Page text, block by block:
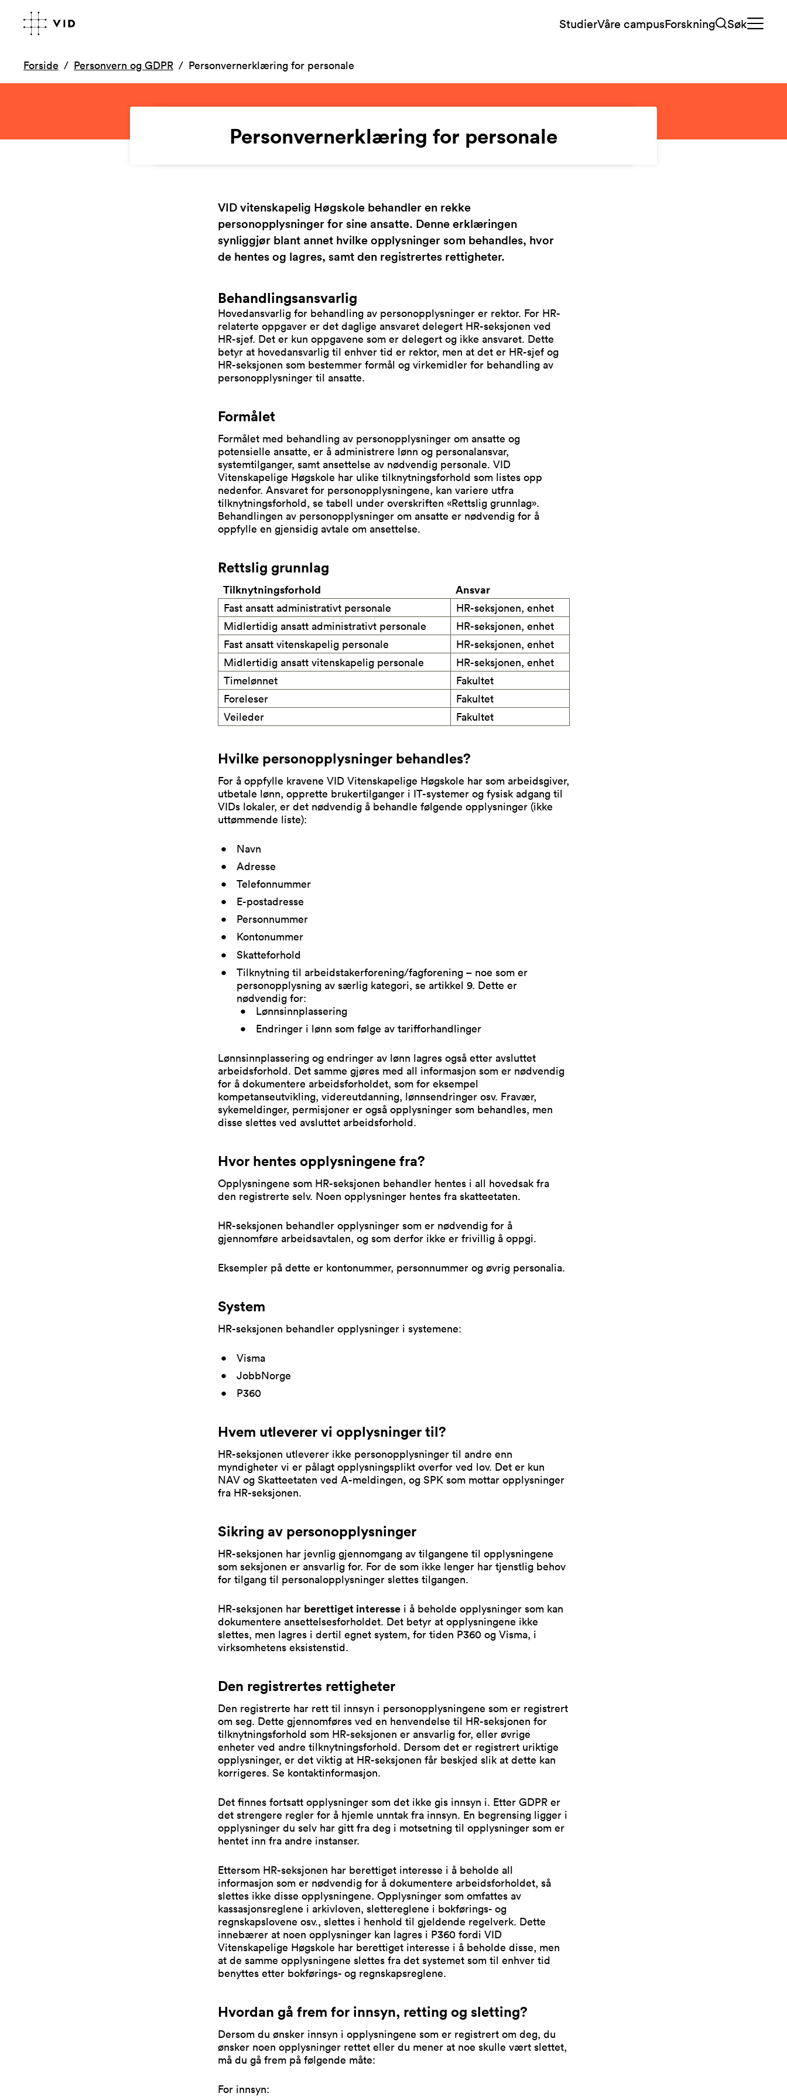
StudierVåre campusForskning Søk
Forside Personvern og GDPR Personvernerklæring for personale
Personvernerklæring for personale
VID vitenskapelig Høgskole behandler en rekke
personopplysninger for sine ansatte. Denne erklæringen
synliggjør blant annet hvilke opplysninger som behandles, hvor
de hentes og lagres, samt den registrertes rettigheter.
Behandlingsansvarlig
Hovedansvarlig for behandling av personopplysninger er rektor. For HR-
relaterte oppgaver er det daglige ansvaret delegert HR-seksjonen ved
HR-sjef. Det er kun oppgavene som er delegert og ikke ansvaret. Dette
betyr at hovedansvarlig til enhver tid er rektor, men at det er HR-sjef og
HR-seksjonen som bestemmer formål og virkemidler for behandling av
personopplysninger til ansatte.
Formålet
Formålet med behandling av personopplysninger om ansatte og
potensielle ansatte, er å administrere lønn og personalansvar,
systemtilganger, samt ansettelse av nødvendig personale. VID
Vitenskapelige Høgskole har ulike tilknytningsforhold som listes opp
nedenfor. Ansvaret for personopplysningene, kan variere utfra
tilknytningsforhold, se tabell under overskriften «Rettslig grunnlag».
Behandlingen av personopplysninger om ansatte er nødvendig for å
oppfylle en gjensidig avtale om ansettelse.
Rettslig grunnlag
Tilknytningsforhold
Ansvar
Fast ansatt administrativt personale
HR-seksjonen, enhet
Midlertidig ansatt administrativt personale
HR-seksjonen, enhet
Fast ansatt vitenskapelig personale
HR-seksjonen, enhet
Midlertidig ansatt vitenskapelig personale
HR-seksjonen, enhet
Timelønnet
Fakultet
Foreleser
Fakultet
Veileder
Fakultet
Hvilke personopplysninger behandles?
For å oppfylle kravene VID Vitenskapelige Høgskole har som arbeidsgiver,
utbetale lønn, opprette brukertilganger i IT-systemer og fysisk adgang til
VIDs lokaler, er det nødvendig å behandle følgende opplysninger (ikke
uttømmende liste):
Navn
Adresse
Telefonnummer
E-postadresse
Personnummer
Kontonummer
Skatteforhold
Tilknytning til arbeidstakerforening/fagforening – noe som er
personopplysning av særlig kategori, se artikkel 9. Dette er
nødvendig for:
Lønnsinnplassering
Endringer i lønn som følge av tarifforhandlinger
Lønnsinnplassering og endringer av lønn lagres også etter avsluttet
arbeidsforhold. Det samme gjøres med all informasjon som er nødvendig
for å dokumentere arbeidsforholdet, som for eksempel
kompetanseutvikling, videreutdanning, lønnsendringer osv. Fravær,
sykemeldinger, permisjoner er også opplysninger som behandles, men
disse slettes ved avsluttet arbeidsforhold.
Hvor hentes opplysningene fra?
Opplysningene som HR-seksjonen behandler hentes i all hovedsak fra
den registrerte selv. Noen opplysninger hentes fra skatteetaten.
HR-seksjonen behandler opplysninger som er nødvendig for å
gjennomføre arbeidsavtalen, og som derfor ikke er frivillig å oppgi.
Eksempler på dette er kontonummer, personnummer og øvrig personalia.
System
HR-seksjonen behandler opplysninger i systemene:
Visma
JobbNorge
P360
Hvem utleverer vi opplysninger til?
HR-seksjonen utleverer ikke personopplysninger til andre enn
myndigheter vi er pålagt opplysningsplikt overfor ved lov. Det er kun
NAV og Skatteetaten ved A-meldingen, og SPK som mottar opplysninger
fra HR-seksjonen.
Sikring av personopplysninger
HR-seksjonen har jevnlig gjennomgang av tilgangene til opplysningene
som seksjonen er ansvarlig for. For de som ikke lenger har tjenstlig behov
for tilgang til personalopplysninger slettes tilgangen.
HR-seksjonen har berettiget interesse i å beholde opplysninger som kan
dokumentere ansettelsesforholdet. Det betyr at opplysningene ikke
slettes, men lagres i dertil egnet system, for tiden P360 og Visma, i
virksomhetens eksistenstid.
Den registrertes rettigheter
Den registrerte har rett til innsyn i personopplysningene som er registrert
om seg. Dette gjennomføres ved en henvendelse til HR-seksjonen for
tilknytningsforhold som HR-seksjonen er ansvarlig for, eller øvrige
enheter ved andre tilknytningsforhold. Dersom det er registrert uriktige
opplysninger, er det viktig at HR-seksjonen får beskjed slik at dette kan
korrigeres. Se kontaktinformasjon.
Det finnes fortsatt opplysninger som det ikke gis innsyn i. Etter GDPR er
det strengere regler for å hjemle unntak fra innsyn. En begrensing ligger i
opplysninger du selv har gitt fra deg i motsetning til opplysninger som er
hentet inn fra andre instanser.
Ettersom HR-seksjonen har berettiget interesse i å beholde all
informasjon som er nødvendig for å dokumentere arbeidsforholdet, så
slettes ikke disse opplysningene. Opplysninger som omfattes av
kassasjonsreglene i arkivloven, slettereglene i bokførings- og
regnskapslovene osv., slettes i henhold til gjeldende regelverk. Dette
innebærer at noen opplysninger kan lagres i P360 fordi VID
Vitenskapelige Høgskole har berettiget interesse i å beholde disse, men
at de samme opplysningene slettes fra det systemet som til enhver tid
benyttes etter bokførings- og regnskapsreglene.
Hvordan gå frem for innsyn, retting og sletting?
Dersom du ønsker innsyn i opplysningene som er registrert om deg, du
ønsker noen opplysninger rettet eller du mener at noe skulle vært slettet,
må du gå frem på følgende måte:
For innsyn: